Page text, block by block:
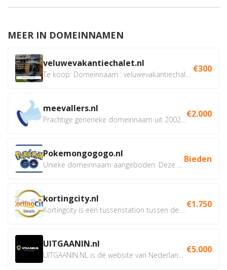
MEER IN DOMEINNAMEN
veluwevakantiechalet.nl €300
meevallers.nl €2.000
Pokemongogogo.nl Bieden
kortingcity.nl €1.750
UITGAANIN.nl €5.000